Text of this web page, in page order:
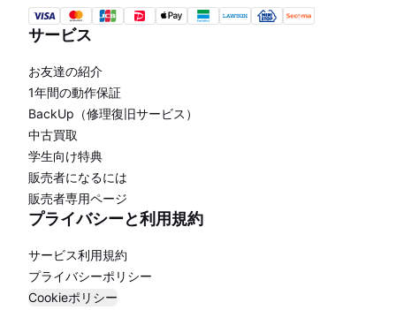
サービス
お友達の紹介
1年間の動作保証
BackUp（修理復旧サービス）
中古買取
学生向け特典
販売者になるには
販売者専用ページ
プライバシーと利用規約
サービス利用規約
プライバシーポリシー
Cookieポリシー